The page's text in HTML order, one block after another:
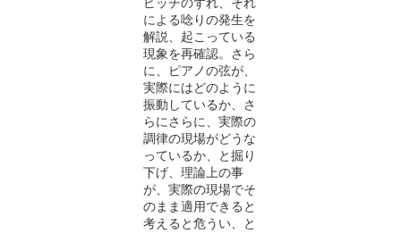
による唸りの発生を
解説、起こっている
現象を再確認。さら
に、ピアノの弦が、
実際にはどのように
振動しているか、さ
らにさらに、実際の
調律の現場がどうな
っているか、と掘り
下げ、理論上の事
が、実際の現場でそ
のまま適用できると
考えると危うい、と